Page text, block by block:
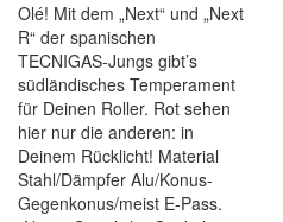
Olé! Mit dem „Next“ und „Next
R“ der spanischen
TECNIGAS-Jungs gibt’s
südländisches Temperament
für Deinen Roller. Rot sehen
hier nur die anderen: in
Deinem Rücklicht! Material
Stahl/Dämpfer Alu/Konus-
Gegenkonus/meist E-Pass.